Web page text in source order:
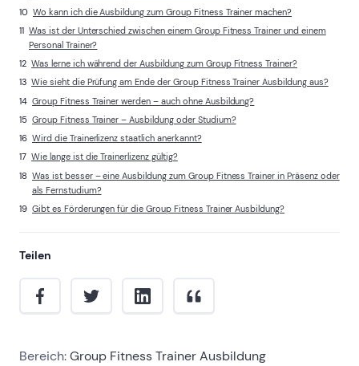
Wo kann ich die Ausbildung zum Group Fitness Trainer machen?
Was ist der Unterschied zwischen einem Group Fitness Trainer und einem
Personal Trainer?
Was lerne ich während der Ausbildung zum Group Fitness Trainer?
Wie sieht die Prüfung am Ende der Group Fitness Trainer Ausbildung aus?
Group Fitness Trainer werden – auch ohne Ausbildung?
Group Fitness Trainer – Ausbildung oder Studium?
Wird die Trainerlizenz staatlich anerkannt?
Wie lange ist die Trainerlizenz gültig?
Was ist besser – eine Ausbildung zum Group Fitness Trainer in Präsenz oder
als Fernstudium?
Gibt es Förderungen für die Group Fitness Trainer Ausbildung?
Teilen
Bereich:Group Fitness Trainer Ausbildung